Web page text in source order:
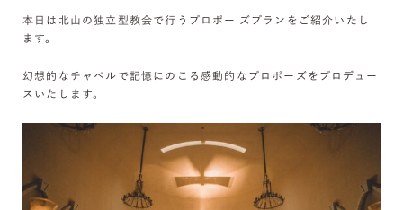
本日は北山の独立型教会で行うプロポー ズプランをご紹介いたし
ます。
幻想的なチャペルで記憶にのこる感動的なプロポーズをプロデュー
スいたします。